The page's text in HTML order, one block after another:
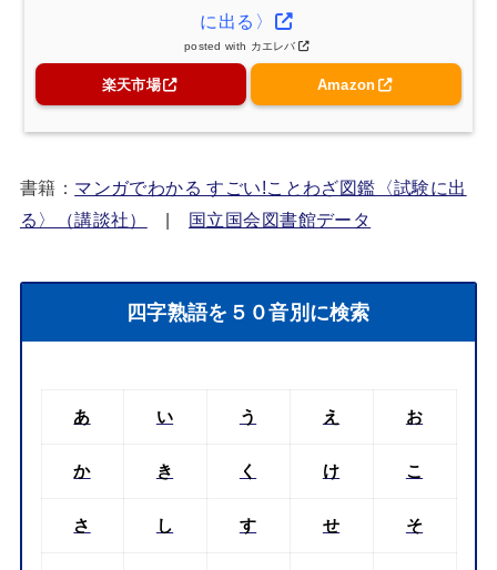
に出る〉
posted with カエレバ
楽天市場 Amazon
書籍： マンガでわかる すごい!ことわざ図鑑〈試験に出
る〉（講談社）
| 国立国会図書館データ
四字熟語を５０音別に検索
あ い う え お
か き く け こ
さ し す せ そ